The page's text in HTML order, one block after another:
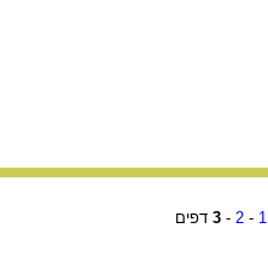
1
-
2
-
3 דפים